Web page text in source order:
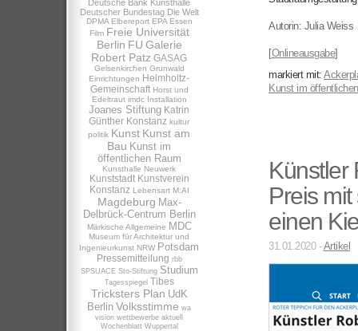
Deutsche Bank Kunsthalle
Deutscher Bundestag Die Welt
DPMA Elbereport EPA Essen
Film Freie Universität
Berlin FU Galerie
Robert Patz GASAG
Gelsenkirchen Grunwald
Einrichtungen Helmholtz-
Gemeinschaft Horst und
Edeltraut imdc Installation
Joanes Stiftung Katrin
Günther Konstanz kultur
politik Kunst Kunst am
Bau Kunst im
öffentlichen Raum
Kunsthalle Neuwerk
Kunststadt Kunstverein
Konstanz Lebensart M:AI
Magdeburg Max-
Delbrück-Centrum Berlin
Märkische Allgemeine MDC
Museum für Architektur und
Ingenieurkunst NRW Potsdam
Pressemitteilung rbb
SPSUACE Sto-Stiftung Studium
Tagesspiegel Tibes
Tricksters Plan UdK
Berlin Volksstimme wa
vision wettbewerbe aktuell
Wochenblatt Wuppertal
Autorin: Julia Weiss
[Onlineausgabe]
markiert mit:
Kunst im
Künstler
Preis
einen
31.01.2020 -Artikel